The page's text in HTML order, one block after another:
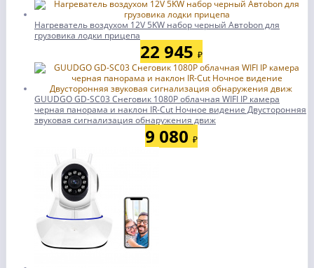
Нагреватель воздухом 12V 5KW набор черный Автоbon для
грузовика лодки прицепа
22 945 ₽
GUUDGO GD-SC03 Снеговик 1080P облачная WIFI IP камера
черная панорама и наклон IR-Cut Ночное видение Двусторонняя
звуковая сигнализация обнаружения движ
9 080 ₽